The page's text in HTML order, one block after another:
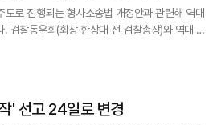
로 진행되는 형사소송법 개정안과 관련해 역대
인정하면서 그에 따른 수사권을 부정하는 것은
' 선고 24일로 변경